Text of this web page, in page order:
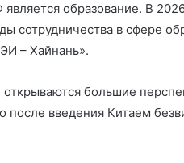
образование. В
сотрудничества в сфере
– Хайнань».
открываются большие
после введения Китаем